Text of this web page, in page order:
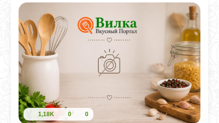
1,18K 0 0